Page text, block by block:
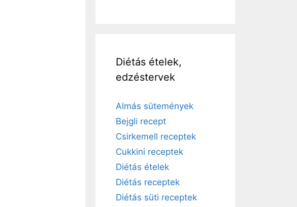
Diétás ételek,
edzéstervek
Almás sütemények
Bejgli recept
Csirkemell receptek
Cukkini receptek
Diétás ételek
Diétás receptek
Diétás süti receptek